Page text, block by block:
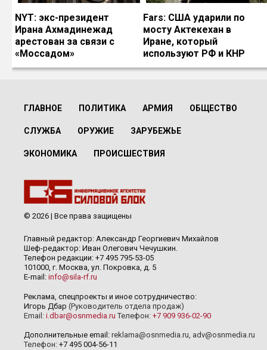
NYT: экс-президент
Ирана Ахмадинежад
арестован за связи с
«Моссадом»
Fars: США ударили по
мосту Актекехан в
Иране, который
используют РФ и КНР
ГЛАВНОЕ ПОЛИТИКА АРМИЯ ОБЩЕСТВО
СЛУЖБА ОРУЖИЕ ЗАРУБЕЖЬЕ
ЭКОНОМИКА ПРОИСШЕСТВИЯ
© 2026 | Все права защищены
Главный редактор: Александр Георгиевич Михайлов
Шеф-редактор: Иван Олегович Чечушкин.
Телефон редакции: +7 495 795-53-05
101000, г. Москва, ул. Покровка, д. 5
E-mail: info@sila-rf.ru
Реклама, спецпроекты и иное сотрудничество:
Игорь Дбар (Руководитель отдела продаж)
Email: i.dbar@osnmedia.ru Телефон: +7 909 936-02-90
Дополнительные email: reklama@osnmedia.ru, adv@osnmedia.ru
Телефон: +7 495 004-56-11